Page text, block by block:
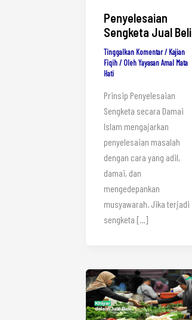
Penyelesaian
Sengketa Jual Beli
Tinggalkan Komentar/ Kajian
Fiqih/ OlehYayasan Amal Mata
Hati
Prinsip Penyelesaian
Sengketa secara Damai
Islam mengajarkan
penyelesaian masalah
dengan cara yang adil,
damai, dan
mengedepankan
musyawarah. Jika terjadi
sengketa […]